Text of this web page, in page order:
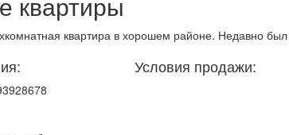
квартира в хорошем районе. Недавно
Условия продажи: